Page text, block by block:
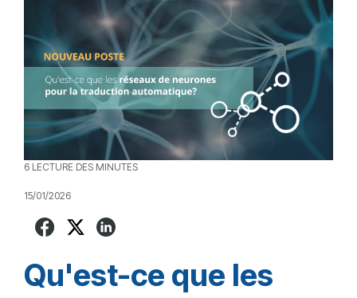
6 LECTURE DES MINUTES
15/01/2026
Qu'est-ce que les